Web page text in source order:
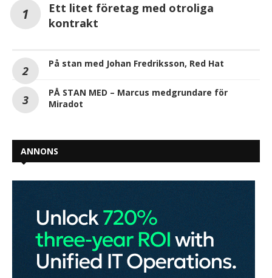
Ett litet företag med otroliga
kontrakt
På stan med Johan Fredriksson, Red Hat
PÅ STAN MED – Marcus medgrundare för
Miradot
ANNONS